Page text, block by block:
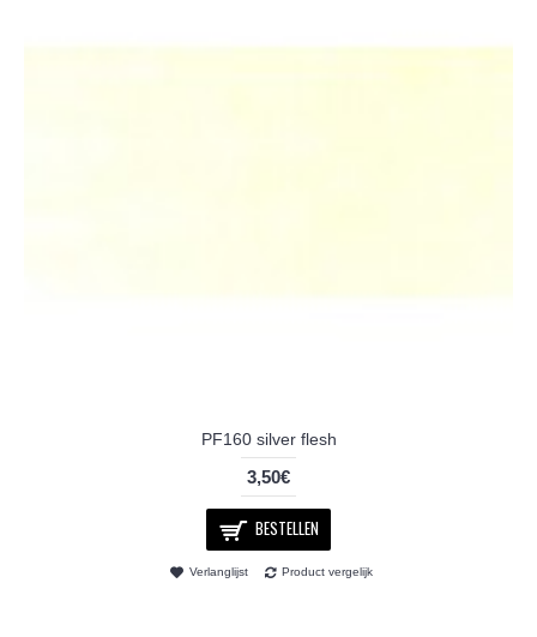
PF160 silver flesh
3,50€
BESTELLEN
Verlanglijst Product vergelijk